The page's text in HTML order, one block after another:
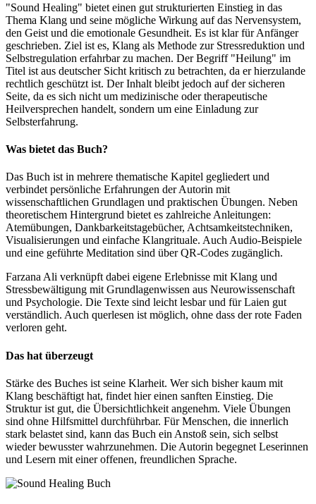
"Sound Healing" bietet einen gut strukturierten Einstieg in das
Thema Klang und seine mögliche Wirkung auf das Nervensystem,
den Geist und die emotionale Gesundheit. Es ist klar für Anfänger
geschrieben. Ziel ist es, Klang als Methode zur Stressreduktion und
Selbstregulation erfahrbar zu machen. Der Begriff "Heilung" im
Titel ist aus deutscher Sicht kritisch zu betrachten, da er hierzulande
rechtlich geschützt ist. Der Inhalt bleibt jedoch auf der sicheren
Seite, da es sich nicht um medizinische oder therapeutische
Heilversprechen handelt, sondern um eine Einladung zur
Selbsterfahrung.
Was bietet das Buch?
Das Buch ist in mehrere thematische Kapitel gegliedert und
verbindet persönliche Erfahrungen der Autorin mit
wissenschaftlichen Grundlagen und praktischen Übungen. Neben
theoretischem Hintergrund bietet es zahlreiche Anleitungen:
Atemübungen, Dankbarkeitstagebücher, Achtsamkeitstechniken,
Visualisierungen und einfache Klangrituale. Auch Audio-Beispiele
und eine geführte Meditation sind über QR-Codes zugänglich.
Farzana Ali verknüpft dabei eigene Erlebnisse mit Klang und
Stressbewältigung mit Grundlagenwissen aus Neurowissenschaft
und Psychologie. Die Texte sind leicht lesbar und für Laien gut
verständlich. Auch querlesen ist möglich, ohne dass der rote Faden
verloren geht.
Das hat überzeugt
Stärke des Buches ist seine Klarheit. Wer sich bisher kaum mit
Klang beschäftigt hat, findet hier einen sanften Einstieg. Die
Struktur ist gut, die Übersichtlichkeit angenehm. Viele Übungen
sind ohne Hilfsmittel durchführbar. Für Menschen, die innerlich
stark belastet sind, kann das Buch ein Anstoß sein, sich selbst
wieder bewusster wahrzunehmen. Die Autorin begegnet Leserinnen
und Lesern mit einer offenen, freundlichen Sprache.